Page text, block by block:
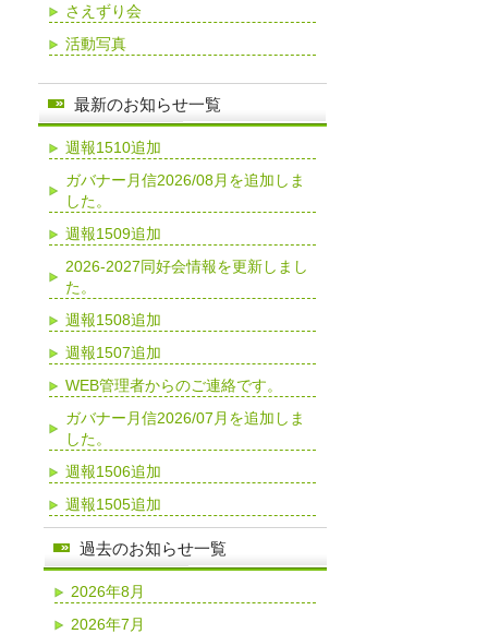
さえずり会
活動写真
最新のお知らせ一覧
週報1510追加
ガバナー月信2026/08月を追加しま
した。
週報1509追加
2026-2027同好会情報を更新しまし
た。
週報1508追加
週報1507追加
WEB管理者からのご連絡です。
ガバナー月信2026/07月を追加しま
した。
週報1506追加
週報1505追加
過去のお知らせ一覧
2026年8月
2026年7月